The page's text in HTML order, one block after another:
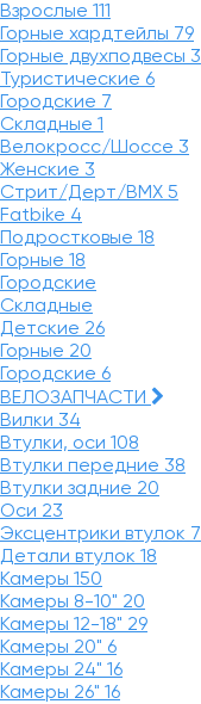
Взрослые 111
Горные хардтейлы 79
Горные двухподвесы 3
Туристические 6
Городские 7
Складные 1
Велокросс/Шоссе 3
Женские 3
Стрит/Дерт/BMX 5
Fatbike 4
Подростковые 18
Горные 18
Городские
Складные
Детские 26
Горные 20
Городские 6
ВЕЛОЗАПЧАСТИ
Вилки 34
Втулки, оси 108
Втулки передние 38
Втулки задние 20
Оси 23
Эксцентрики втулок 7
Детали втулок 18
Камеры 150
Камеры 8-10" 20
Камеры 12-18" 29
Камеры 20" 6
Камеры 24" 16
Камеры 26" 16